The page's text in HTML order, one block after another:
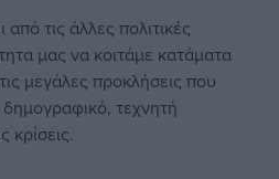
τις άλλες πολιτικές
μας να κοιτάμε κατάματα
μεγάλες προκλήσεις που
τεχνητή
κρίσεις.